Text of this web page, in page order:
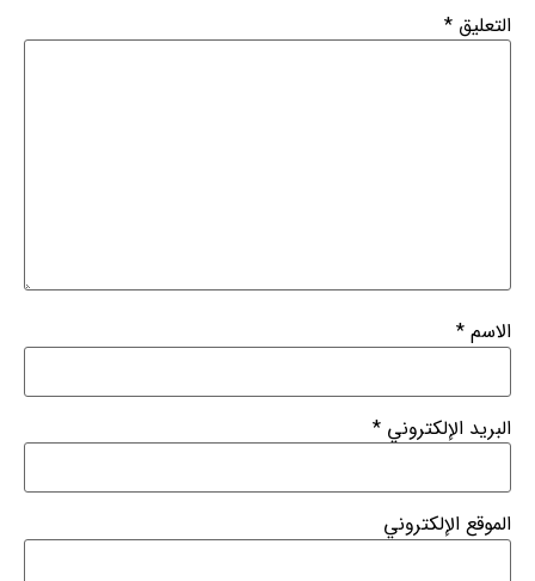
التعليق *
الاسم *
البريد الإلكتروني *
الموقع الإلكتروني